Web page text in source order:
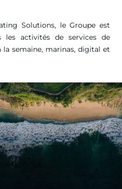
Solutions, le Groupe est
les activités de services de
semaine, marinas, digital et